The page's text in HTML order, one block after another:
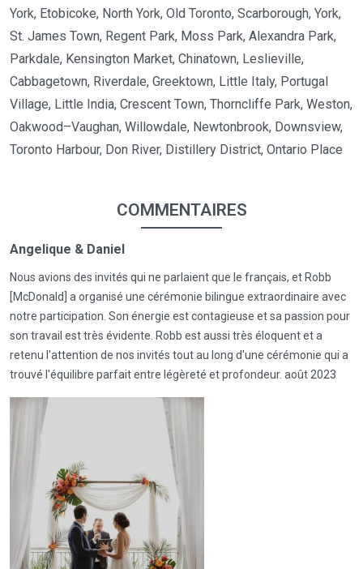
York, Etobicoke, North York, Old Toronto, Scarborough, York,
St. James Town, Regent Park, Moss Park, Alexandra Park,
Parkdale, Kensington Market, Chinatown, Leslieville,
Cabbagetown, Riverdale, Greektown, Little Italy, Portugal
Village, Little India, Crescent Town, Thorncliffe Park, Weston,
Oakwood–Vaughan, Willowdale, Newtonbrook, Downsview,
Toronto Harbour, Don River, Distillery District, Ontario Place
COMMENTAIRES
Angelique & Daniel
Nous avions des invités qui ne parlaient que le français, et Robb
[McDonald] a organisé une cérémonie bilingue extraordinaire avec
notre participation. Son énergie est contagieuse et sa passion pour
son travail est très évidente. Robb est aussi très éloquent et a
retenu l'attention de nos invités tout au long d'une cérémonie qui a
trouvé l'équilibre parfait entre légèreté et profondeur. août 2023